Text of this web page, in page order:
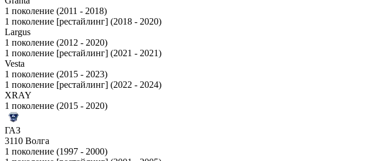
1 поколение (2011 - 2018)
1 поколение [рестайлинг] (2018 - 2020)
Largus
1 поколение (2012 - 2020)
1 поколение [рестайлинг] (2021 - 2021)
Vesta
1 поколение (2015 - 2023)
1 поколение [рестайлинг] (2022 - 2024)
XRAY
1 поколение (2015 - 2020)
ГАЗ
3110 Волга
1 поколение (1997 - 2000)